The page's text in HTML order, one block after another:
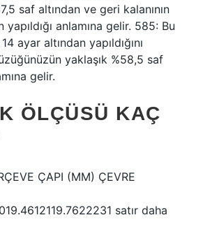
saf altından ve geri kalanının
anlamına gelir. 585: Bu
ayar altından yapıldığını
yaklaşık %58,5 saf
gelir.
ÖLÇÜSÜ KAÇ
ÇAPI (MM) ÇEVRE
satır daha